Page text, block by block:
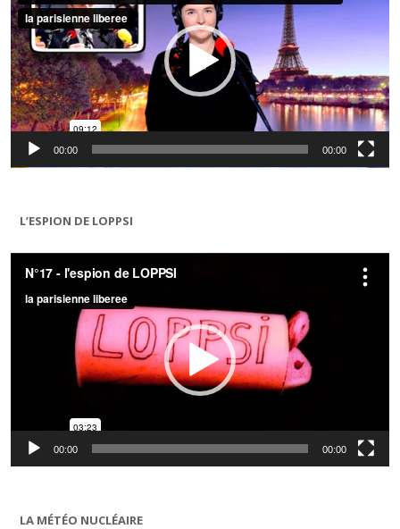
00:00 00:00
L’ESPION DE LOPPSI
Lecteur
vidéo
00:00 00:00
LA MÉTÉO NUCLÉAIRE